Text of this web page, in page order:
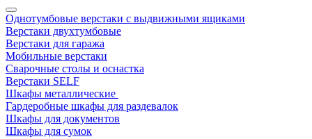
Однотумбовые верстаки с выдвижными ящиками
Верстаки двухтумбовые
Верстаки для гаража
Мобильные верстаки
Сварочные столы и оснастка
Верстаки SELF
Шкафы металлические
Гардеробные шкафы для раздевалок
Шкафы для документов
Шкафы для сумок